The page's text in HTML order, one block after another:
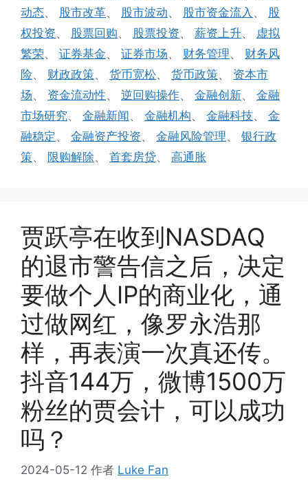
动态、 股市改革、 股市波动、 股市资金流入 、 股
权投资、 股票回购、 股票投资、 薪资上升、 虚拟
繁荣、 证券基金、 证券市场、 财务管理、 财务风
险、 财政政策、 货币宽松、 货币政策、 资本市
场、 资金流动性、 逆回购操作、 金融创新、 金融
市场研究、 金融新闻、 金融机构、 金融科技、 金
融稳定 、 金融资产投资、 金融风险管理、 银行政
策、 限购解除、 首套房贷、 高通胀
贾跃亭在收到NASDAQ
的退市警告信之后，决定
要做个人IP的商业化，通
过做网红，像罗永浩那
样，再表演一次真还传。
抖音144万，微博1500万
粉丝的贾会计，可以成功
吗？
2024-05-12 作者 Luke Fan